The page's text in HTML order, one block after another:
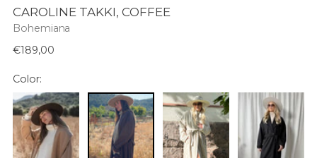
CAROLINE TAKKI, COFFEE
Bohemiana
Normaali
€189,00
Color: